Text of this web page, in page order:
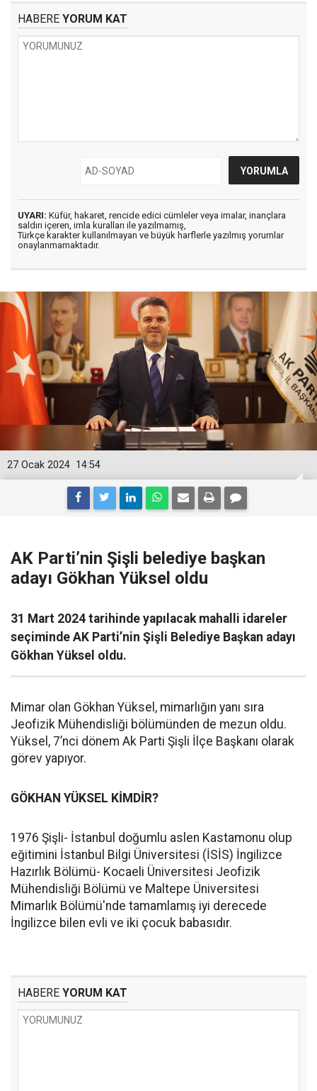
HABERE YORUM KAT
UYARI: Küfür, hakaret, rencide edici cümleler veya imalar, inançlara
saldırı içeren, imla kuralları ile yazılmamış,
Türkçe karakter kullanılmayan ve büyük harflerle yazılmış yorumlar
onaylanmamaktadır.
14:54
27 Ocak 2024
AK Parti’nin Şişli belediye başkan
adayı Gökhan Yüksel oldu
31 Mart 2024 tarihinde yapılacak mahalli idareler
seçiminde AK Parti’nin Şişli Belediye Başkan adayı
Gökhan Yüksel oldu.
Mimar olan Gökhan Yüksel, mimarlığın yanı sıra
Jeofizik Mühendisliği bölümünden de mezun oldu.
Yüksel, 7’nci dönem Ak Parti Şişli İlçe Başkanı olarak
görev yapıyor.
GÖKHAN YÜKSEL KİMDİR?
1976 Şişli- İstanbul doğumlu aslen Kastamonu olup
eğitimini İstanbul Bilgi Üniversitesi (İSİS) İngilizce
Hazırlık Bölümü- Kocaeli Üniversitesi Jeofizik
Mühendisliği Bölümü ve Maltepe Üniversitesi
Mimarlık Bölümü'nde tamamlamış iyi derecede
İngilizce bilen evli ve iki çocuk babasıdır.
HABERE YORUM KAT